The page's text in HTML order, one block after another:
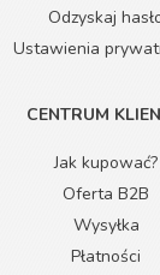
Odzyskaj
Ustawienia
CENTRUM
Jak kupować?
Oferta B2B
Wysyłka
Płatności